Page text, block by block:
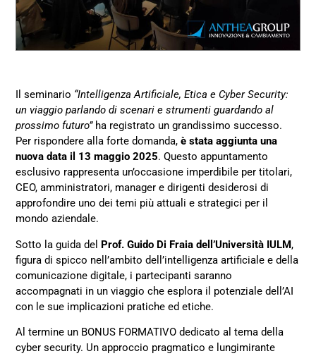
Il seminario “Intelligenza Artificiale, Etica e Cyber Security:
un viaggio parlando di scenari e strumenti guardando al
prossimo futuro”ha registrato un grandissimo successo.
Per rispondere alla forte domanda,è stata aggiunta una
nuova data il 13 maggio 2025. Questo appuntamento
esclusivo rappresenta un’occasione imperdibile per titolari,
CEO, amministratori, manager e dirigenti desiderosi di
approfondire uno dei temi più attuali e strategici per il
mondo aziendale.
Sotto la guida del Prof. Guido Di Fraia dell’Università IULM,
figura di spicco nell’ambito dell’intelligenza artificiale e della
comunicazione digitale, i partecipanti saranno
accompagnati in un viaggio che esplora il potenziale dell’AI
con le sue implicazioni pratiche ed etiche.
Al termine un BONUS FORMATIVO dedicato al tema della
cyber security. Un approccio pragmatico e lungimirante